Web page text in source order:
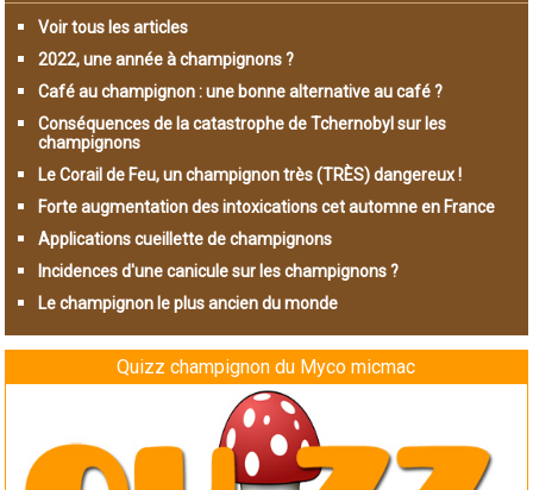
Voir tous les articles
2022, une année à champignons ?
Café au champignon : une bonne alternative au café ?
Conséquences de la catastrophe de Tchernobyl sur les
champignons
Le Corail de Feu, un champignon très (TRÈS) dangereux !
Forte augmentation des intoxications cet automne en France
Applications cueillette de champignons
Incidences d'une canicule sur les champignons ?
Le champignon le plus ancien du monde
Quizz champignon du Myco micmac